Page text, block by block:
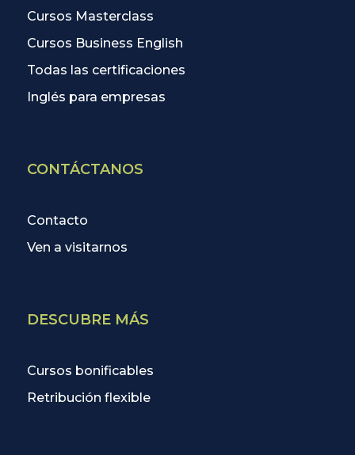
Cursos Masterclass
Cursos Business English
Todas las certificaciones
Inglés para empresas
CONTÁCTANOS
Contacto
Ven a visitarnos
DESCUBRE MÁS
Cursos bonificables
Retribución flexible